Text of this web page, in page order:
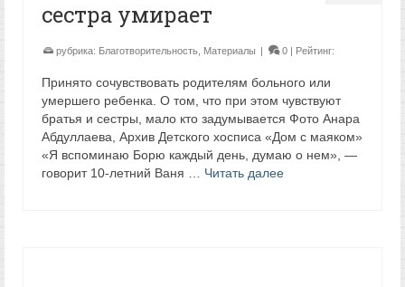
сестра умирает
рубрика: Благотворительность Материалы | 0 | Рейтинг:
Принято сочувствовать родителям больного или
умершего ребенка. О том, что при этом чувствуют
братья и сестры, мало кто задумывается Фото Анара
Абдуллаева, Архив Детского хосписа «Дом с маяком»
«Я вспоминаю Борю каждый день, думаю о нем», —
говорит 10-летний Ваня … Читать далее